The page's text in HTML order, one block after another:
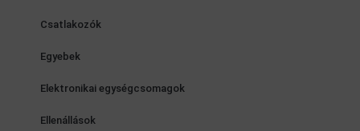
Csatlakozók
Egyebek
Elektronikai egységcsomagok
Ellenállások